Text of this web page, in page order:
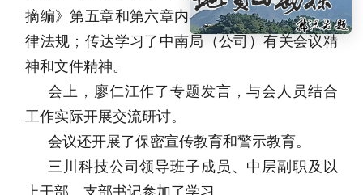
摘编》第五章和第六章内容；集体学习了有关法
律法规；传达学习了中南局（公司）有关会议精
神和文件精神。
会上，廖仁江作了专题发言，与会人员结合
工作实际开展交流研讨。
会议还开展了保密宣传教育和警示教育。
三川科技公司领导班子成员、中层副职及以
上干部、支部书记参加了学习。